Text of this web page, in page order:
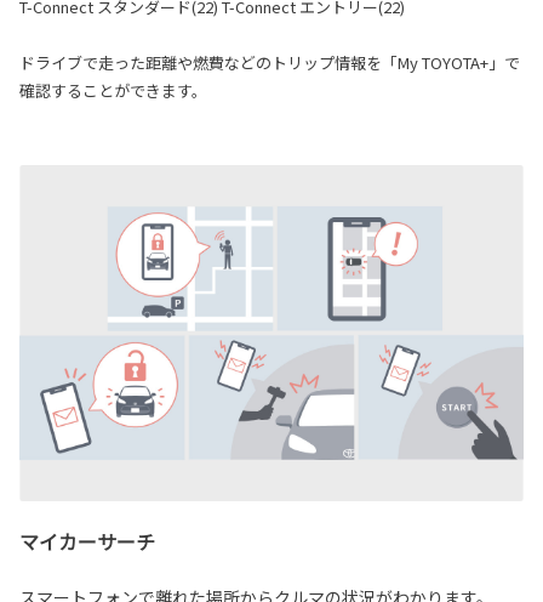
T-Connect スタンダード(22) T-Connect エントリー(22)
ドライブで走った距離や燃費などのトリップ情報を「My TOYOTA+」で
確認することができます。
マイカーサーチ
スマートフォンで離れた場所からクルマの状況がわかります。